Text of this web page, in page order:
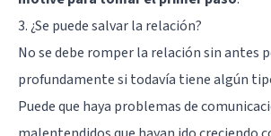
3. ¿Se puede salvar la relación?
No se debe romper la relación sin antes
profundamente si todavía tiene algún
Puede que haya problemas de